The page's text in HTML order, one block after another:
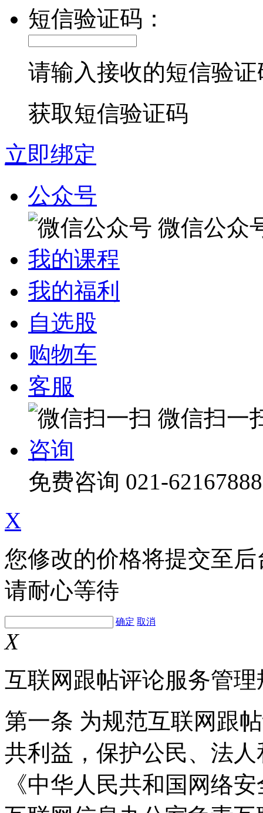
短信验证码：
请输入接收的短信验证
获取短信验证码
立即绑定
公众号
微信公众
我的课程
我的福利
自选股
购物车
客服
微信扫一
咨询
免费咨询 021-62167888
X
您修改的价格将提交至
请耐心等待
确定 取消
X
互联网跟帖评论服务管理
第一条 为规范互联网跟
共利益，保护公民、法
《中华人民共和国网络